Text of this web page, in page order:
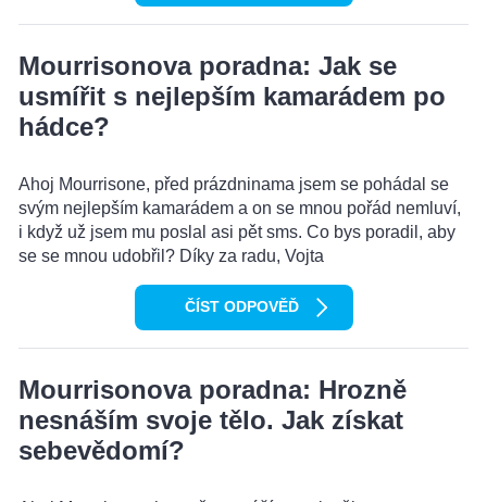
Mourrisonova poradna: Jak se
usmířit s nejlepším kamarádem po
hádce?
Ahoj Mourrisone, před prázdninama jsem se pohádal se
svým nejlepším kamarádem a on se mnou pořád nemluví,
i když už jsem mu poslal asi pět sms. Co bys poradil, aby
se se mnou udobřil? Díky za radu, Vojta
ČÍST ODPOVĚĎ
Mourrisonova poradna: Hrozně
nesnáším svoje tělo. Jak získat
sebevědomí?